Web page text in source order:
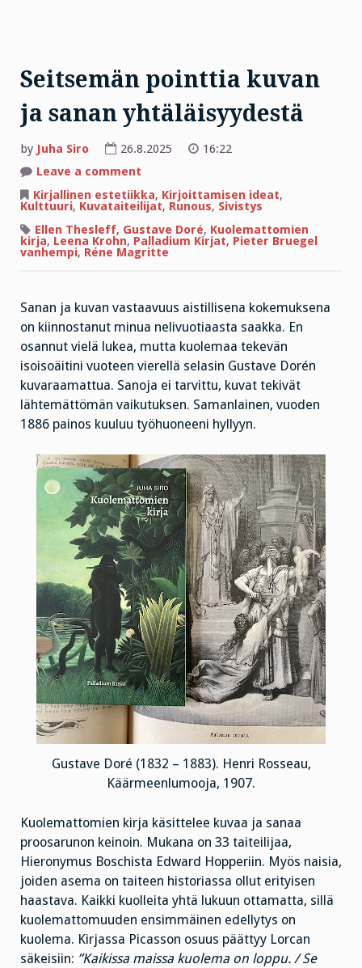
Seitsemän pointtia kuvan
ja sanan yhtäläisyydestä
by Juha Siro 26.8.2025
16:22
Leave a comment
pointtia
kuvan
ja
sanan
yhtäläisyydestä
Kirjallinen estetiikka, Kirjoittamisen ideat,
Kulttuuri, Kuvataiteilijat, Runous, Sivistys
Ellen Thesleff, Gustave Doré, Kuolemattomien
kirja, Leena Krohn, Palladium Kirjat, Pieter Bruegel
vanhempi, Réne Magritte
Sanan ja kuvan vastaavuus aistillisena kokemuksena
on kiinnostanut minua nelivuotiaasta saakka. En
osannut vielä lukea, mutta kuolemaa tekevän
isoisoäitini vuoteen vierellä selasin Gustave Dorén
kuvaraamattua. Sanoja ei tarvittu, kuvat tekivät
lähtemättömän vaikutuksen. Samanlainen, vuoden
1886 painos kuuluu työhuoneeni hyllyyn.
Gustave Doré (1832 – 1883). Henri Rosseau,
Käärmeenlumooja, 1907.
Kuolemattomien kirja käsittelee kuvaa ja sanaa
proosarunon keinoin. Mukana on 33 taiteilijaa,
Hieronymus Boschista Edward Hopperiin. Myös naisia,
joiden asema on taiteen historiassa ollut erityisen
haastava. Kaikki kuolleita yhtä lukuun ottamatta, sillä
kuolemattomuuden ensimmäinen edellytys on
kuolema. Kirjassa Picasson osuus päättyy Lorcan
säkeisiin: ”Kaikissa maissa kuolema on loppu. / Se